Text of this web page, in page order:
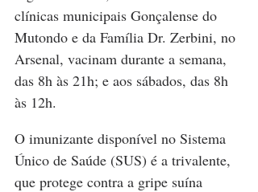
clínicas municipais Gonçalense do
Mutondo e da Família Dr. Zerbini, no
Arsenal, vacinam durante a semana,
das 8h às 21h; e aos sábados, das 8h
às 12h.
O imunizante disponível no Sistema
Único de Saúde (SUS) é a trivalente,
que protege contra a gripe suína